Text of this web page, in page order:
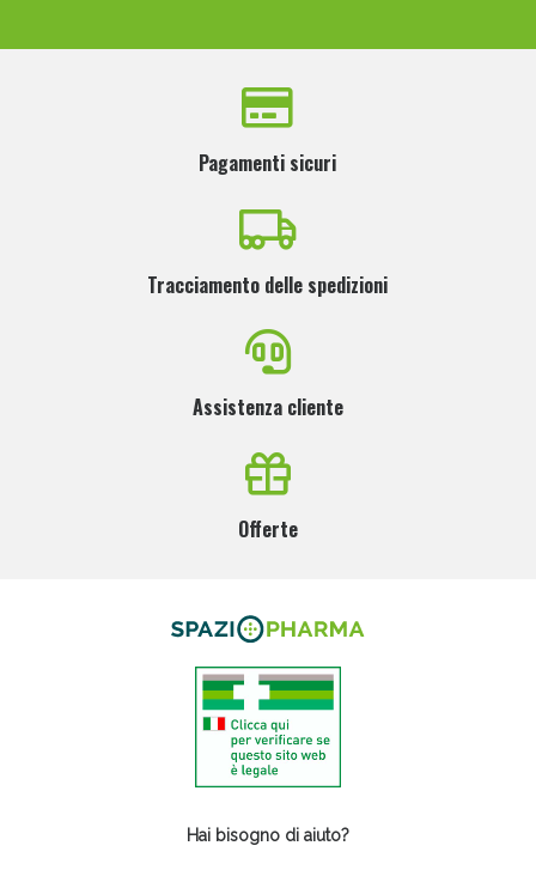
Pagamenti sicuri
Tracciamento delle spedizioni
Assistenza cliente
Offerte
Hai bisogno di aiuto?